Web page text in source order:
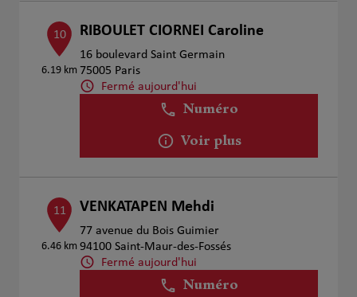
10
6.19 km
RIBOULET CIORNEI Caroline
16 boulevard Saint Germain
75005 Paris
Fermé aujourd'hui
Numéro
Voir plus
11
6.46 km
VENKATAPEN Mehdi
77 avenue du Bois Guimier
94100 Saint-Maur-des-Fossés
Fermé aujourd'hui
Numéro